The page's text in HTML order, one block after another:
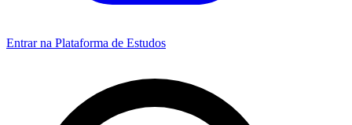
Entrar na Plataforma de Estudos